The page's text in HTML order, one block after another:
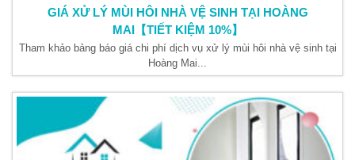
GIÁ XỬ LÝ MÙI HÔI NHÀ VỆ SINH TẠI HOÀNG
MAI【TIẾT KIỆM 10%】
Tham khảo bảng báo giá chi phí dịch vụ xử lý mùi hôi nhà vệ sinh tại
Hoàng Mai...